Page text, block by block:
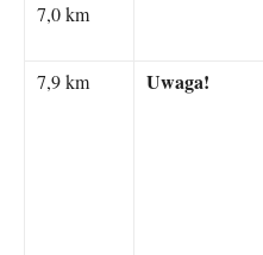
7,0 km
7,9 km
Uwaga!